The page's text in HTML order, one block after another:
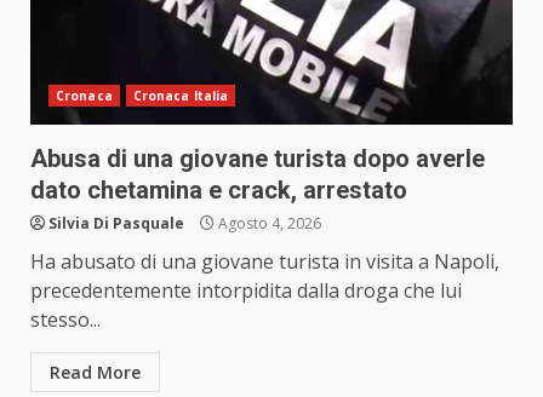
Cronaca Cronaca Italia
Abusa di una giovane turista dopo averle
dato chetamina e crack, arrestato
Silvia Di Pasquale Agosto 4, 2026
Ha abusato di una giovane turista in visita a Napoli,
precedentemente intorpidita dalla droga che lui
stesso...
Read More